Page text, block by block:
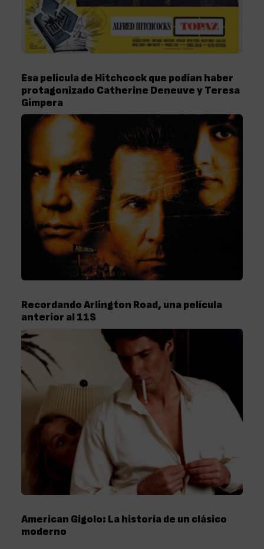
Esa película de Hitchcock que podían haber
protagonizado Catherine Deneuve y Teresa
Gimpera
Recordando Arlington Road, una película
anterior al 11S
American Gigolo: La historia de un clásico
moderno